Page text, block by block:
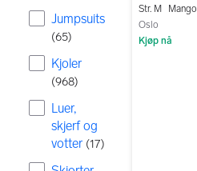
Jumpsuits
(65)
Kjoler
(968)
Luer,
skjerf og
votter (17)
Str. M
Mango
Oslo
Kjøp nå